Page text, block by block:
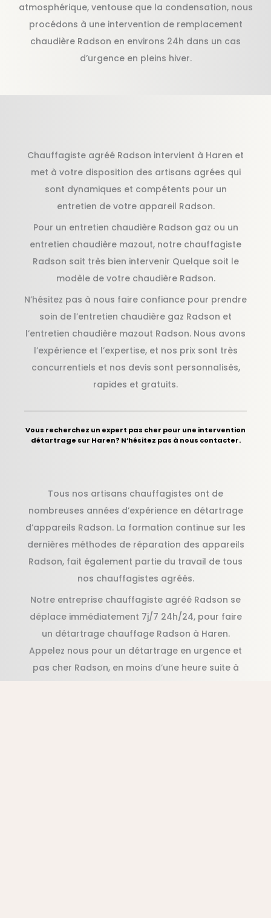
atmosphérique, ventouse que la condensation, nous
procédons à une intervention de remplacement
chaudière Radson en environs 24h dans un cas
d’urgence en pleins hiver.
Chauffagiste agréé Radson intervient à Haren et
met à votre disposition des artisans agrées qui
sont dynamiques et compétents pour un
entretien de votre appareil Radson.
Pour un entretien chaudière Radson gaz ou un
entretien chaudière mazout, notre chauffagiste
Radson sait très bien intervenir Quelque soit le
modèle de votre chaudière Radson.
N’hésitez pas à nous faire confiance pour prendre
soin de l’entretien chaudière gaz Radson et
l’entretien chaudière mazout Radson. Nous avons
l’expérience et l’expertise, et nos prix sont très
concurrentiels et nos devis sont personnalisés,
rapides et gratuits.
Vous recherchez un expert pas cher pour une intervention
détartrage sur Haren? N’hésitez pas à nous contacter.
Tous nos artisans chauffagistes ont de
nombreuses années d’expérience en détartrage
d’appareils Radson. La formation continue sur les
dernières méthodes de réparation des appareils
Radson, fait également partie du travail de tous
nos chauffagistes agréés.
Notre entreprise chauffagiste agréé Radson se
déplace immédiatement 7j/7 24h/24, pour faire
un détartrage chauffage Radson à Haren.
Appelez nous pour un détartrage en urgence et
pas cher Radson, en moins d’une heure suite à